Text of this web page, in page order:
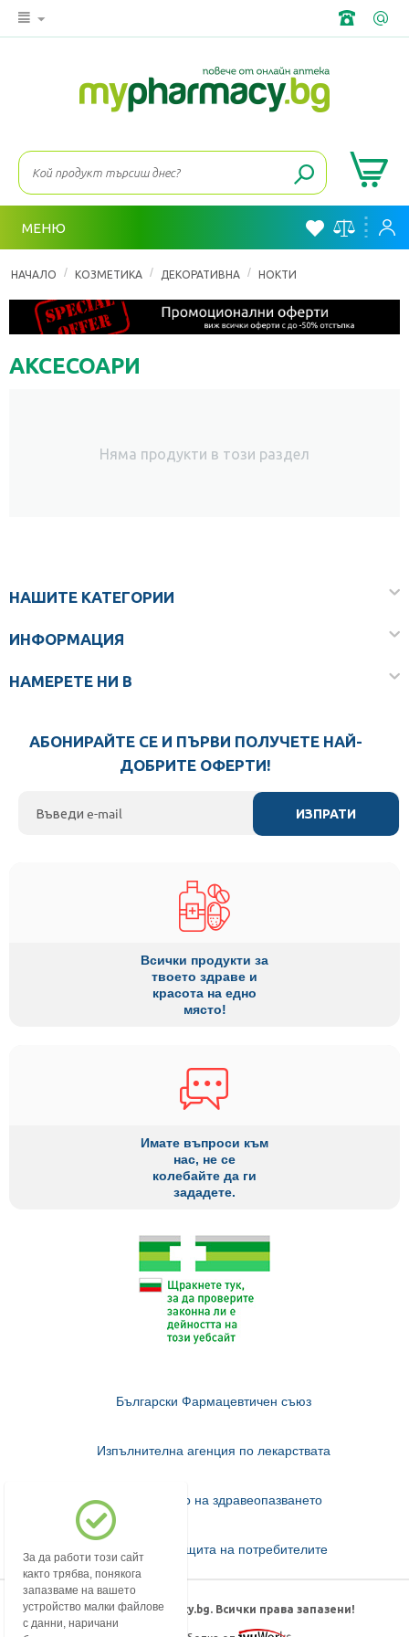
МЕНЮ
НАЧАЛО / КОЗМЕТИКА / ДЕКОРАТИВНА / НОКТИ
АКСЕСОАРИ
Няма продукти в този раздел
НАШИТЕ КАТЕГОРИИ
ИНФОРМАЦИЯ
НАМЕРЕТЕ НИ В
АБОНИРАЙТЕ СЕ И ПЪРВИ ПОЛУЧЕТЕ НАЙ-
ДОБРИТЕ ОФЕРТИ!
ИЗПРАТИ
Всички продукти за
твоето здраве и
красота на едно
място!
Имате въпроси към
нас, не се
колебайте да ги
зададете.
Български Фармацевтичен съюз
Изпълнителна агенция по лекарствата
Министерство на здравеопазването
Комисия за защита на потребителите
© 2018-2026 mypharmacy.bg. Всички права запазени!
За да работи този сайт
както трябва, понякога
запазваме на вашето
устройство малки файлове
с данни, наричани